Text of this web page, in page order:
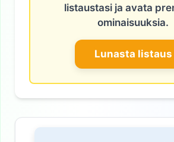
listaustasi ja avata
ominaisuuksia.
Lunasta listaus